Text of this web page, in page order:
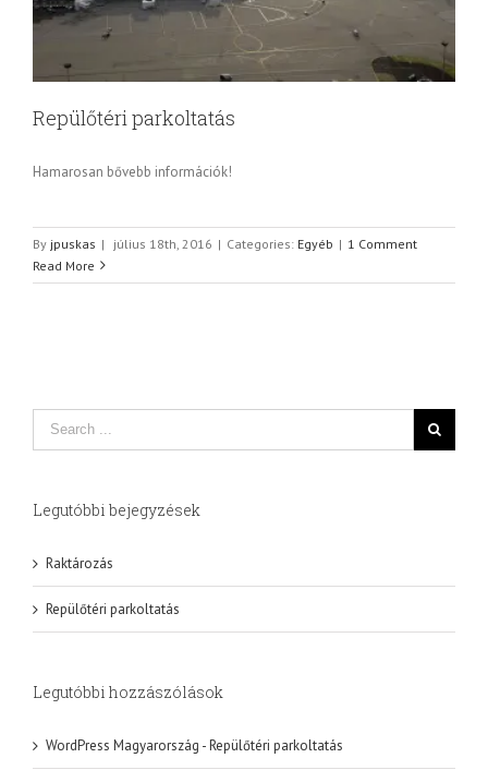
Repülőtéri parkoltatás
Hamarosan bővebb információk!
By jpuskas | július 18th, 2016 | Categories: Egyéb | 1 Comment
Read More
Legutóbbi bejegyzések
Raktározás
Repülőtéri parkoltatás
Legutóbbi hozzászólások
WordPress Magyarország -Repülőtéri parkoltatás